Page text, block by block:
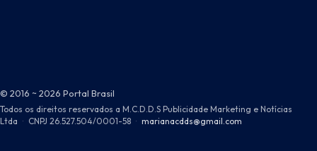
© 2016 ~ 2026 Portal Brasil
Todos os direitos reservados a M.C.D.D.S Publicidade Marketing e Notícias
Ltda · CNPJ 26.527.504/0001-58 · marianacdds@gmail.com